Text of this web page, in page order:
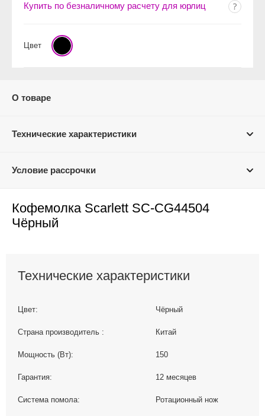
Купить по безналичному расчету для юрлиц
Цвет
О товаре
Технические характеристики
Условие рассрочки
Кофемолка Scarlett SC-CG44504
Чёрный
Технические характеристики
Цвет: Чёрный
Страна производитель : Китай
Мощность (Вт): 150
Гарантия: 12 месяцев
Система помола: Ротационный нож